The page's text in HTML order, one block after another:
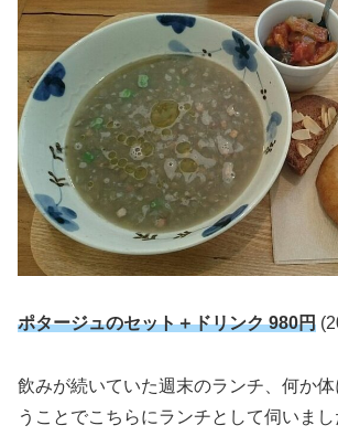
ポタージュのセット＋ドリンク 980円
飲みが続いていた週末のランチ、何か
うことでこちらにランチとして伺いまし